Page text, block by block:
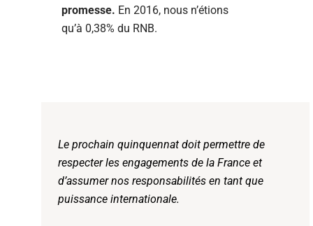
promesse. En 2016, nous n’étions
qu’à 0,38% du RNB.
Le prochain quinquennat doit permettre de
respecter les engagements de la France et
d’assumer nos responsabilités en tant que
puissance internationale.